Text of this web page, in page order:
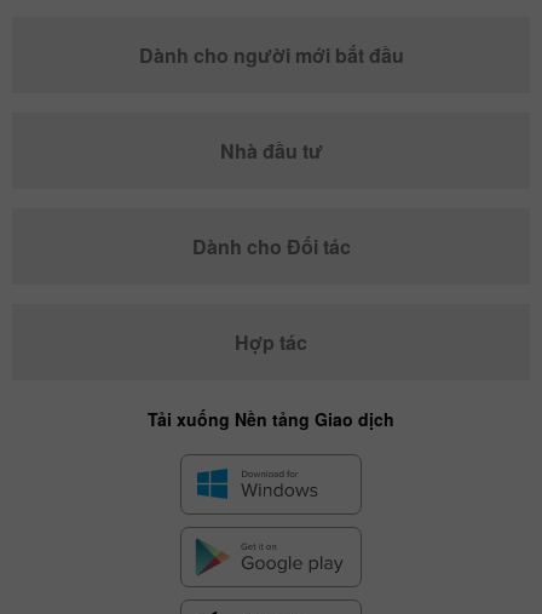
Dành cho người mới bắt đầu
Nhà đầu tư
Dành cho Đối tác
Hợp tác
Tải xuống Nền tảng Giao dịch